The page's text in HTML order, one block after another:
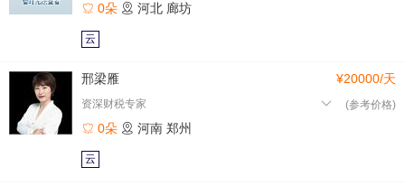
0朵 河北 廊坊
云
邢梁雁
资深财税专家
0朵 河南 郑州
¥20000/天
(参考价格)
云